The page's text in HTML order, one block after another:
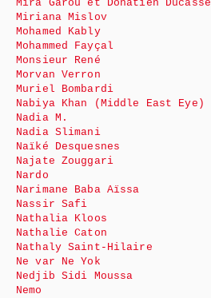
Mira Garou et Donatien Ducasse
Miriana Mislov
Mohamed Kably
Mohammed Fayçal
Monsieur René
Morvan Verron
Muriel Bombardi
Nabiya Khan (Middle East Eye)
Nadia M.
Nadia Slimani
Naïké Desquesnes
Najate Zouggari
Nardo
Narimane Baba Aïssa
Nassir Safi
Nathalia Kloos
Nathalie Caton
Nathaly Saint-Hilaire
Ne var Ne Yok
Nedjib Sidi Moussa
Nemo